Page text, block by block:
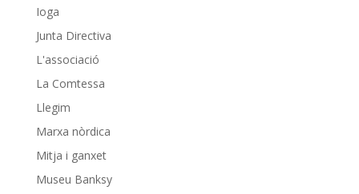
Ioga
Junta Directiva
L'associació
La Comtessa
Llegim
Marxa nòrdica
Mitja i ganxet
Museu Banksy